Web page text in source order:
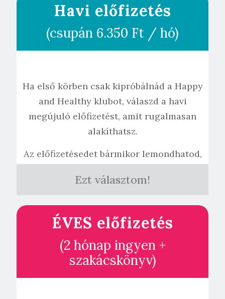
Havi előfizetés
(csupán 6.350 Ft / hó)
Ha első körben csak kipróbálnád a Happy
and Healthy klubot, válaszd a havi
megújuló előfizetést, amit rugalmasan
alakíthatsz.
Az előfizetésedet bármikor lemondhatod,
Ezt választom!
ÉVES előfizetés
(2 hónap ingyen +
szakácskönyv)